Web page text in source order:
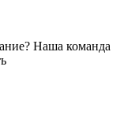
Наша команда